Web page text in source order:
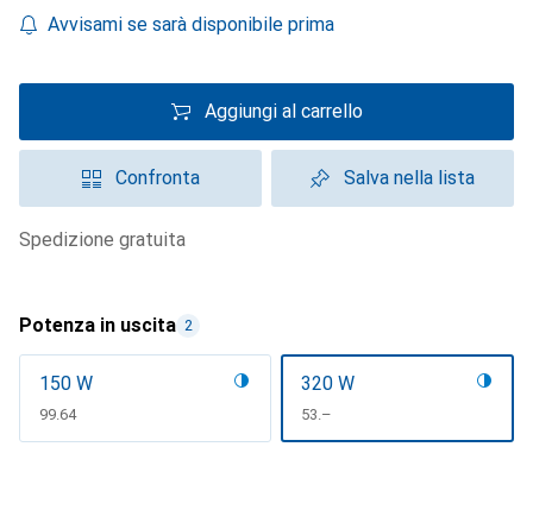
Avvisami se sarà disponibile prima
Aggiungi al carrello
Confronta Salva nella lista
spedizione gratuita
Potenza in uscita 2
150 W
CHF
99.64
320 W
CHF
53.–